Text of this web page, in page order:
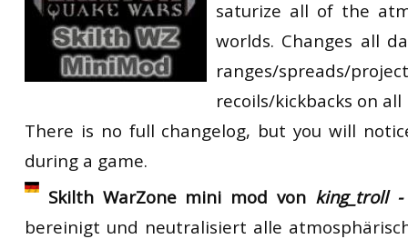
saturize all of the
worlds. Changes all
ranges/spreads/
recoils/kickbacks on
There is no full changelog, but you will
during a game.
Skilth WarZone mini mod von king_troll
bereinigt und neutralisiert alle